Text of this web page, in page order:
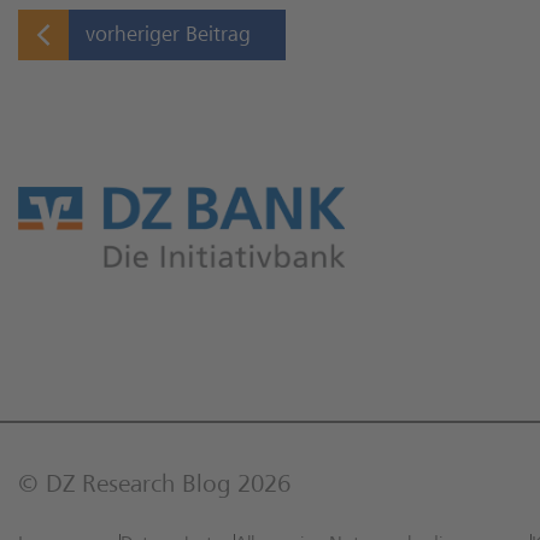
vorheriger Beitrag
© DZ Research Blog 2026